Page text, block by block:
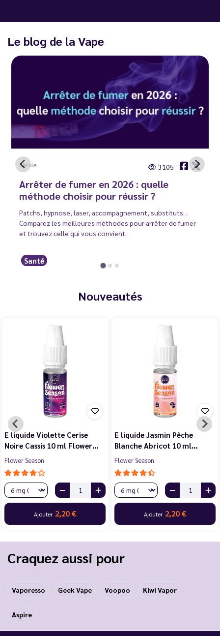
Le blog de la Vape
Carole 3105
Arrêter de fumer en 2026 : quelle
méthode choisir pour réussir ?
Patchs, hypnose, laser, accompagnement, substituts…
Comparez les meilleures méthodes pour arrêter de fumer
et trouvez celle qui vous convient.
Santé
Nouveautés
E liquide Violette Cerise
Noire Cassis 10 ml Flower…
Flower Season
Ajouter 2,20 €
E liquide Jasmin Pêche
Blanche Abricot 10 ml…
Flower Season
Ajouter 2,20 €
Craquez aussi pour
Vaporesso Geek Vape Voopoo Kiwi Vapor
Aspire